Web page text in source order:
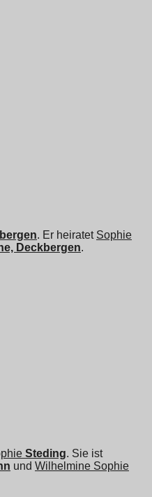
. Er heiratet Sophie
Deckbergen.
Steding. Sie ist
und Wilhelmine Sophie